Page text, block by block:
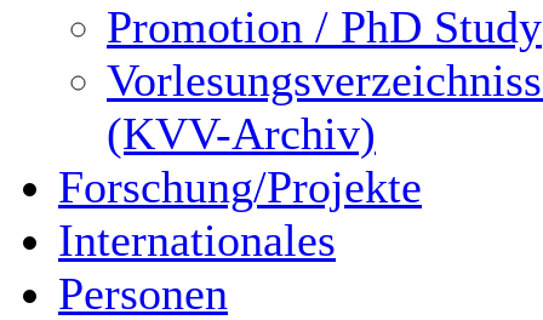
Promotion / PhD Study
(KVV-Archiv)
Forschung/Projekte
Internationales
Personen